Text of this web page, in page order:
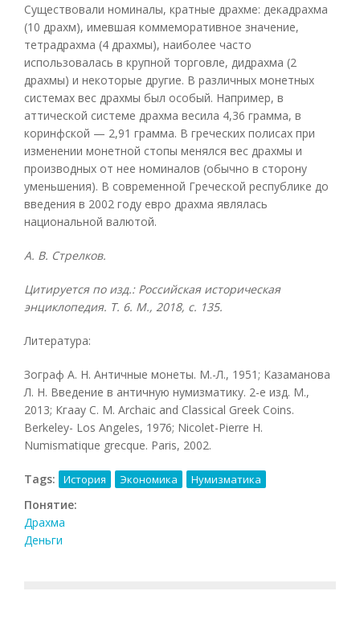
Существовали номиналы, кратные драхме: декадрахма
(10 драхм), имевшая коммеморативное значение,
тетрадрахма (4 драхмы), наиболее часто
использовалась в крупной торговле, дидрахма (2
драхмы) и некоторые другие. В различных монетных
системах вес драхмы был особый. Например, в
аттической системе драхма весила 4,36 грамма, в
коринфской — 2,91 грамма. В греческих полисах при
изменении монетной стопы менялся вес драхмы и
производных от нее номиналов (обычно в сторону
уменьшения). В современной Греческой республике до
введения в 2002 году евро драхма являлась
национальной валютой.
А. В. Стрелков.
Цитируется по изд.: Российская историческая
энциклопедия. Т. 6. М., 2018, с. 135.
Литература:
Зограф А. Н. Античные монеты. М.-Л., 1951; Казаманова
Л. Н. Введение в античную нумизматику. 2-е изд. М.,
2013; Кгаау С. М. Archaic and Classical Greek Coins.
Berkeley- Los Angeles, 1976; Nicolet-Pierre H.
Numismatique grecque. Paris, 2002.
Tags: История Экономика Нумизматика
Понятие:
Драхма
Деньги